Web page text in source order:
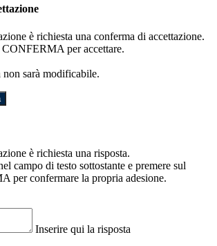
è richiesta una conferma di accettazione.
CONFERMA per accettare.
sarà modificabile.
è richiesta una risposta.
campo di testo sottostante e premere sul
per confermare la propria adesione.
Inserire qui la risposta